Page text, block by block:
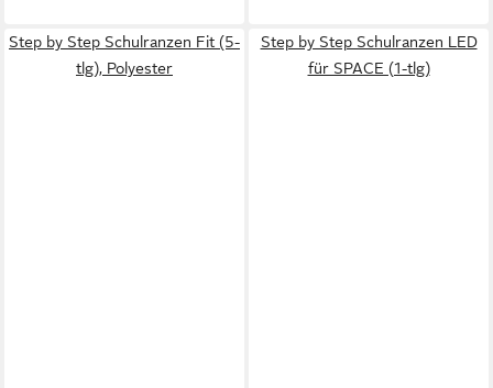
Step by Step Schulranzen Fit (5-
tlg), Polyester
Step by Step Schulranzen LED
für SPACE (1-tlg)